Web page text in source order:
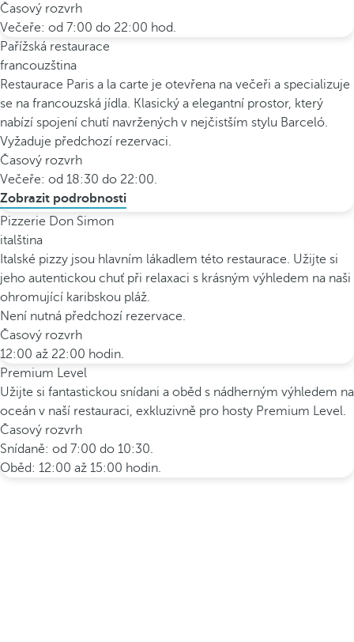
Časový rozvrh
Večeře: od 7:00 do 22:00 hod.
Pařížská restaurace
francouzština
Restaurace Paris a la carte je otevřena na večeři a specializuje
se na francouzská jídla. Klasický a elegantní prostor, který
nabízí spojení chutí navržených v nejčistším stylu Barceló.
Vyžaduje předchozí rezervaci.
Časový rozvrh
Večeře: od 18:30 do 22:00.
Zobrazit podrobnosti
Pizzerie Don Simon
italština
Italské pizzy jsou hlavním lákadlem této restaurace. Užijte si
jeho autentickou chuť při relaxaci s krásným výhledem na naši
ohromující karibskou pláž.
Není nutná předchozí rezervace.
Časový rozvrh
12:00 až 22:00 hodin.
Premium Level
Užijte si fantastickou snídani a oběd s nádherným výhledem na
oceán v naší restauraci, exkluzivně pro hosty Premium Level.
Časový rozvrh
Snídaně: od 7:00 do 10:30.
Oběd: 12:00 až 15:00 hodin.